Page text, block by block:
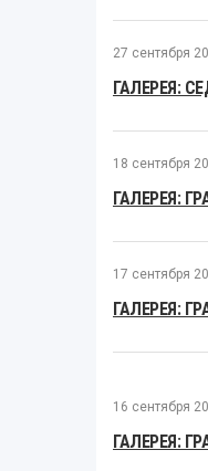
27 сентября
ГАЛЕРЕЯ:
18 сентября
ГАЛЕРЕЯ:
17 сентября
ГАЛЕРЕЯ:
16 сентября
ГАЛЕРЕЯ: